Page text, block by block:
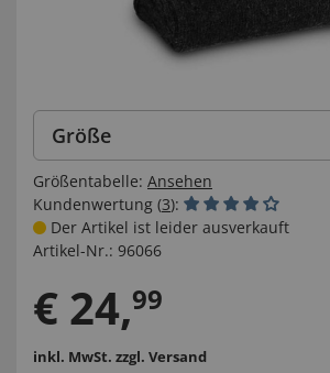
Größe
Größentabelle: Ansehen
Kundenwertung (3):
Der Artikel ist leider ausverkauft
Artikel-Nr.: 96066
€ 24,99
inkl. MwSt. zzgl. Versand